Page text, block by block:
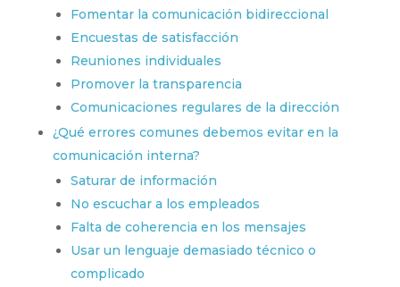
Fomentar la comunicación bidireccional
Encuestas de satisfacción
Reuniones individuales
Promover la transparencia
Comunicaciones regulares de la dirección
¿Qué errores comunes debemos evitar en la
comunicación interna?
Saturar de información
No escuchar a los empleados
Falta de coherencia en los mensajes
Usar un lenguaje demasiado técnico o
complicado